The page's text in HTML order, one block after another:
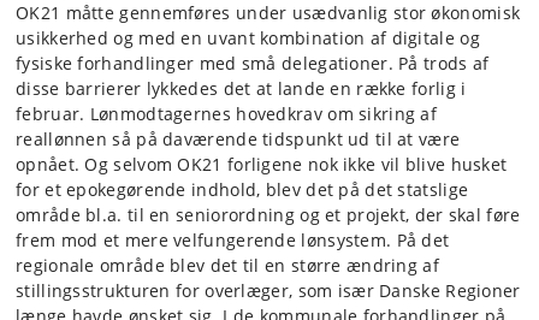
OK21 måtte gennemføres under usædvanlig stor økonomisk
usikkerhed og med en uvant kombination af digitale og
fysiske forhandlinger med små delegationer. På trods af
disse barrierer lykkedes det at lande en række forlig i
februar. Lønmodtagernes hovedkrav om sikring af
reallønnen så på daværende tidspunkt ud til at være
opnået. Og selvom OK21 forligene nok ikke vil blive husket
for et epokegørende indhold, blev det på det statslige
område bl.a. til en seniorordning og et projekt, der skal føre
frem mod et mere velfungerende lønsystem. På det
regionale område blev det til en større ændring af
stillingsstrukturen for overlæger, som især Danske Regioner